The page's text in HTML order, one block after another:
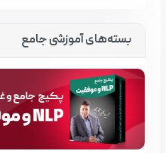
بسته‌های آموزشی جامع